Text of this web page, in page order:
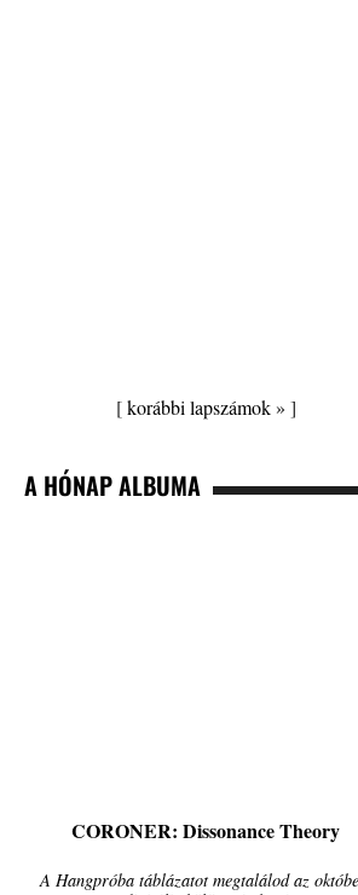
[korábbi lapszámok » ]
A HÓNAP ALBUMA
CORONER: Dissonance Theory
A Hangpróba táblázatot megtalálod az